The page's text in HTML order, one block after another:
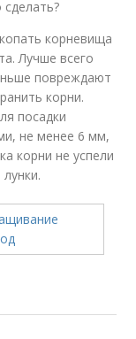
корневища
Лучше всего
повреждают
корни.
посадки
не менее 6 мм,
корни не успели